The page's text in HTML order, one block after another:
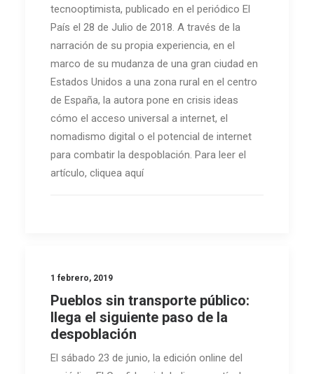
tecnooptimista, publicado en el periódico El
País el 28 de Julio de 2018. A través de la
narración de su propia experiencia, en el
marco de su mudanza de una gran ciudad en
Estados Unidos a una zona rural en el centro
de España, la autora pone en crisis ideas
cómo el acceso universal a internet, el
nomadismo digital o el potencial de internet
para combatir la despoblación. Para leer el
artículo, cliquea aquí
1 febrero, 2019
Pueblos sin transporte público:
llega el siguiente paso de la
despoblación
El sábado 23 de junio, la edición online del